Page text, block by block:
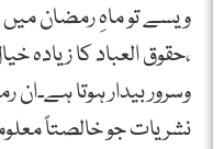
ویسے تو ماہِ رمضان
،حقوق العباد کا زیادہ
وسرور بیدار ہوتا
نشریات جو خالصتاً